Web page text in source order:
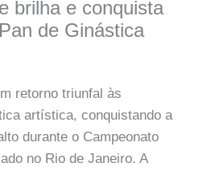
brilha e conquista
de Ginástica
retorno triunfal às
artística, conquistando a
durante o Campeonato
no Rio de Janeiro. A